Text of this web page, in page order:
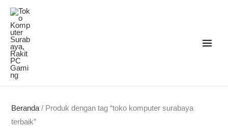
Lewati
konten
Beranda / Produk dengan tag “toko komputer surabaya
terbaik”